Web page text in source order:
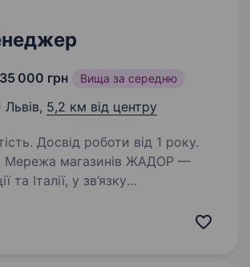
000 грн Вища за середню
Львів, 5,2 км від центру
Досвід роботи від 1 року.
та Італії, у зв’язку
Запрошуємо до нашої